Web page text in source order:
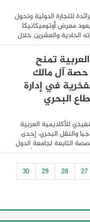
للتجارة الدولية وتحول
معرض أوتوميكانيكا
الحادية والعشرين خلال
الفترة من 2 إلى 5 ديسمبر 2026 في المركز
(شنغهاي)، ...
تمنح
آل مالك
في إدارة
البحري
للأكاديمية العربية
والنقل البحري، إحدى
التابعة لجامعة الدول
المهندسة حصة بنت أحمد
الطاقة والبنية التحتية
27
28
29
30